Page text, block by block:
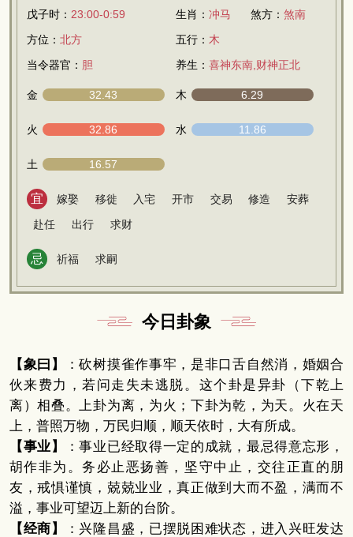
戊子时： 23:00-0:59 生肖： 冲马 煞方： 煞南
方位： 北方 五行： 木
当令器官： 胆 养生： 喜神东南,财神正北
金 32.43 木 6.29
火 32.86 水 11.86
土 16.57
宜 嫁娶 移徙 入宅 开市 交易 修造
安葬
赴任
出行 求财
忌 祈福 求嗣
今日卦象
【象曰】
：砍树摸雀作事牢，是非口舌自然消，婚姻合
伙来费力，若问走失未逃脱。这个卦是异卦（下乾上
离）相叠。上卦为离，为火；下卦为乾，为天。火在天
上，普照万物，万民归顺，顺天依时，大有所成。
【事业】
：事业已经取得一定的成就，最忌得意忘形，
胡作非为。务必止恶扬善，坚守中止，交往正直的朋
友，戒惧谨慎，兢兢业业，真正做到大而不盈，满而不
溢，事业可望迈上新的台阶。
【经商】
：兴隆昌盛，已摆脱困难状态，进入兴旺发达